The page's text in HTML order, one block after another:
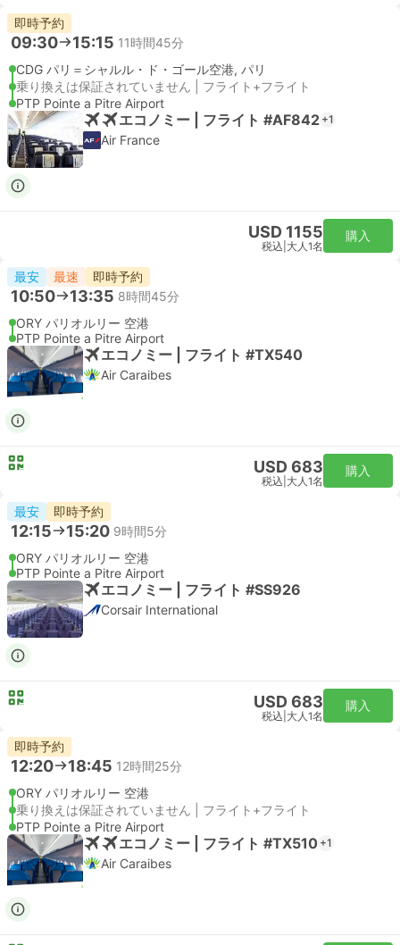
即時予約
09:30 15:15 11時間45分
CDG パリ＝シャルル・ド・ゴール空港, パリ
乗り換えは保証されていません | フライト+フライト
PTP Pointe a Pitre Airport
エコノミー | フライト #AF842 +1
Air France
USD 1155
税込 大人1名
購入
最安 最速 即時予約
10:50 13:35 8時間45分
ORY パリオルリー 空港
PTP Pointe a Pitre Airport
エコノミー | フライト #TX540
Air Caraibes
USD 683
税込 大人1名
購入
最安 即時予約
12:15 15:20 9時間5分
ORY パリオルリー 空港
PTP Pointe a Pitre Airport
エコノミー | フライト #SS926
Corsair International
USD 683
税込 大人1名
購入
即時予約
12:20 18:45 12時間25分
ORY パリオルリー 空港
乗り換えは保証されていません | フライト+フライト
PTP Pointe a Pitre Airport
エコノミー | フライト #TX510 +1
Air Caraibes